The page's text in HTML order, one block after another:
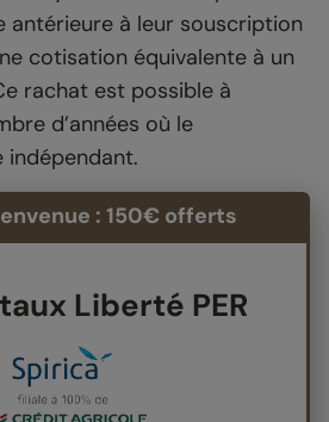
antérieure à leur souscription
cotisation équivalente à un
rachat est possible à
d’années où le
indépendant.
: 150€ offerts
Liberté PER